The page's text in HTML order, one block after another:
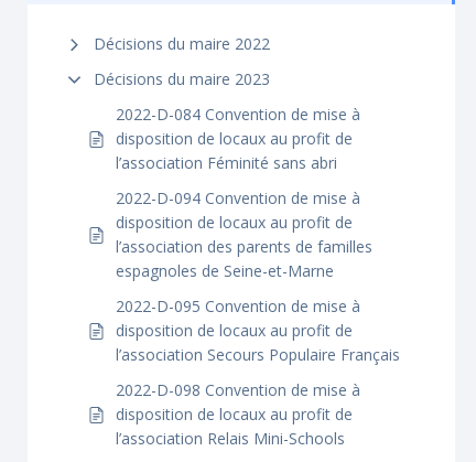
Décisions du maire 2022
Décisions du maire 2023
2022-D-084 Convention de mise à
disposition de locaux au profit de
l’association Féminité sans abri
2022-D-094 Convention de mise à
disposition de locaux au profit de
l’association des parents de familles
espagnoles de Seine-et-Marne
2022-D-095 Convention de mise à
disposition de locaux au profit de
l’association Secours Populaire Français
2022-D-098 Convention de mise à
disposition de locaux au profit de
l’association Relais Mini-Schools